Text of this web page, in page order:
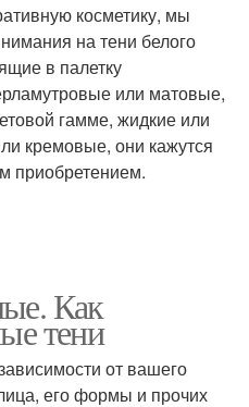
косметику, мы
на тени белого
в палетку
или матовые,
гамме, жидкие или
кремовые, они кажутся
приобретением.
Как
тени
от вашего
его формы и прочих